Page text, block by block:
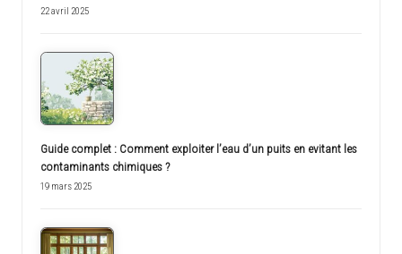
22 avril 2025
Guide complet : Comment exploiter l’eau d’un puits en evitant les
contaminants chimiques ?
19 mars 2025